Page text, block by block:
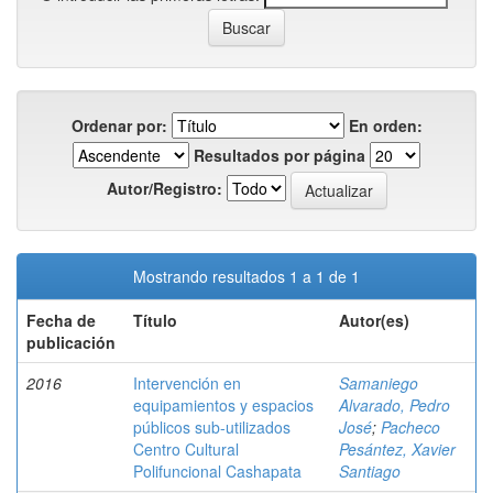
Ordenar por:
En orden:
Resultados por página
Autor/Registro:
Mostrando resultados 1 a 1 de 1
Fecha de
publicación
Título Autor(es)
2016
Intervención en
equipamientos y espacios
públicos sub-utilizados
Centro Cultural
Polifuncional Cashapata
Samaniego
Alvarado, Pedro
José; Pacheco
Pesántez, Xavier
Santiago